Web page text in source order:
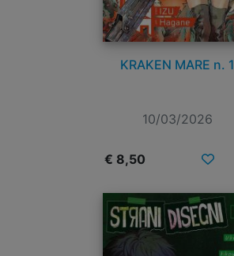
KRAKEN MARE n. 1
10/03/2026
€ 8,50